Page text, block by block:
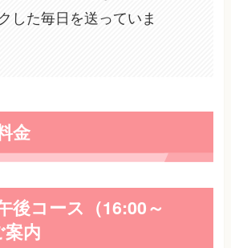
した毎日を送っていま
金
後コース（16:00～
内